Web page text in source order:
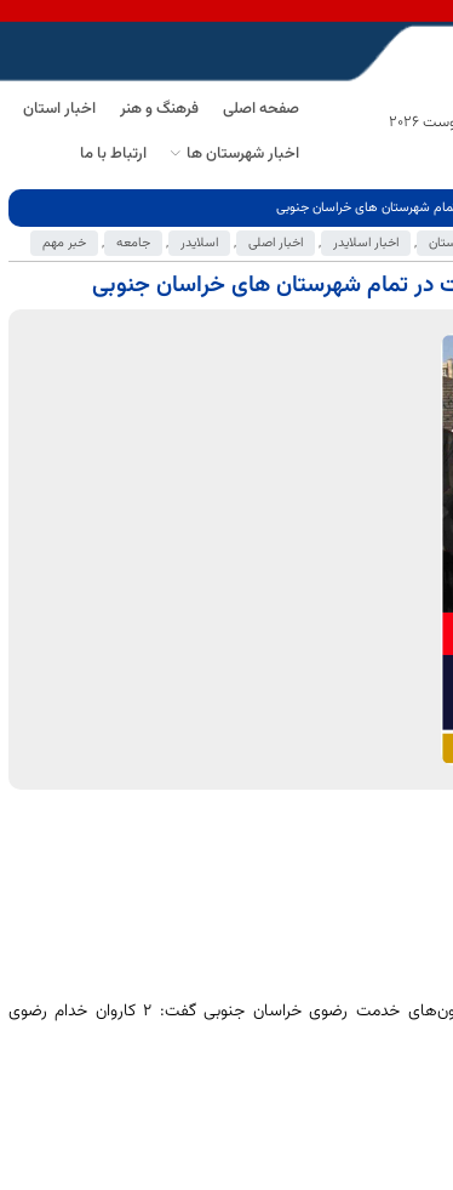
صفحه اصلی فرهنگ و هنر اخبار استان
اخبار شهرستان ها
ارتباط با ما
, اخبار اسلایدر , اخبار اصلی , اسلایدر , جامعه , خبر مهم
مدیر کانون‌های خدمت رضوی خراسان‌ جنوبی گفت: ۲ کاروان خدام رضوی